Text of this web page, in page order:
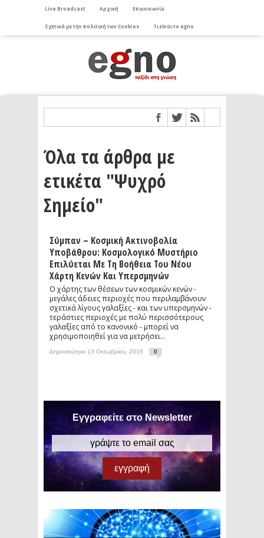
Live Broadcast Αρχική Επικοινωνία
Σχετικά με την πολιτική των Cookies Τι είναι το egno
Όλα τα άρθρα με
ετικέτα "Ψυχρό
Σημείο"
Σύμπαν – Κοσμική Ακτινοβολία
Υποβάθρου: Κοσμολογικό Μυστήριο
Επιλύεται Με Τη Βοήθεια Του Νέου
Χάρτη Κενών Και Υπερσμηνών
Ο χάρτης των θέσεων των κοσμικών κενών -
μεγάλες άδειες περιοχές που περιλαμβάνουν
σχετικά λίγους γαλαξίες - και των υπερσμηνών -
τεράστιες περιοχές με πολύ περισσότερους
γαλαξίες από το κανονικό - μπορεί να
χρησιμοποιηθεί για να μετρήσει...
Δημοσιεύτηκε 13 Οκτωβρίου, 2016 0
Εγγραφείτε στο Newsletter